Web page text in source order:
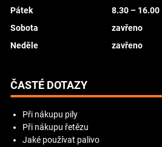
Pátek
8.30 – 16.00
Sobota
zavřeno
Neděle
zavřeno
ČASTÉ DOTAZY
Při nákupu pily
Při nákupu řetězu
Jaké používat palivo